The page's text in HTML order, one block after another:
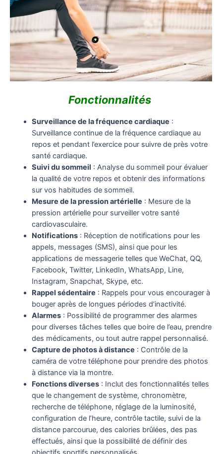
Fonctionnalités
Surveillance de la fréquence cardiaque :
Surveillance continue de la fréquence cardiaque au
repos et pendant l’exercice pour suivre de près votre
santé cardiaque.
Suivi du sommeil : Analyse du sommeil pour évaluer
la qualité de votre repos et obtenir des informations
sur vos habitudes de sommeil.
Mesure de la pression artérielle : Mesure de la
pression artérielle pour surveiller votre santé
cardiovasculaire.
Notifications: Réception de notifications pour les
appels, messages (SMS), ainsi que pour les
applications de messagerie telles que WeChat, QQ,
Facebook, Twitter, LinkedIn, WhatsApp, Line,
Instagram, Snapchat, Skype, etc.
Rappel sédentaire : Rappels pour vous encourager à
bouger après de longues périodes d’inactivité.
Alarmes: Possibilité de programmer des alarmes
pour diverses tâches telles que boire de l’eau, prendre
des médicaments, ou tout autre rappel personnalisé.
Capture de photos à distance : Contrôle de la
caméra de votre téléphone pour prendre des photos
à distance via la montre.
Fonctions diverses: Inclut des fonctionnalités telles
que le changement de système, chronomètre,
recherche de téléphone, réglage de la luminosité,
configuration de l’heure, contrôle tactile, suivi de la
distance parcourue, des calories brûlées, des pas
effectués, ainsi que la possibilité de définir des